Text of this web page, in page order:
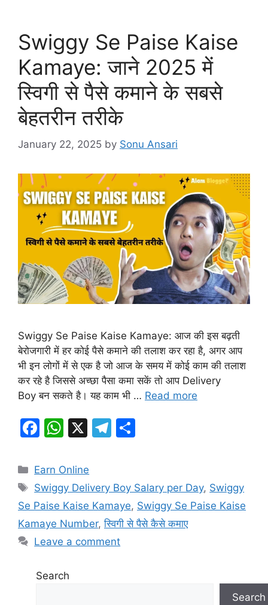
Swiggy Se Paise Kaise
Kamaye: जाने 2025 में
स्विगी से पैसे कमाने के सबसे
बेहतरीन तरीके
January 22, 2025 by Sonu Ansari
Swiggy Se Paise Kaise Kamaye: आज की इस बढ़ती
बेरोजगारी में हर कोई पैसे कमाने की तलाश कर रहा है, अगर आप
भी इन लोगों में से एक है जो आज के समय में कोई काम की तलाश
कर रहे है जिससे अच्छा पैसा कमा सकें तो आप Delivery
Boy बन सकते है। यह काम भी … Read more
F
c
e
b
o
o
W
at
s
A
p
p
X
T
gr
a
m
e
Categories
Earn Online
Tags
Swiggy Delivery Boy Salary per Day, Swiggy
Se Paise Kaise Kamaye, Swiggy Se Paise Kaise
Kamaye Number,स्विगी से पैसे कैसे कमाए
Leave a comment
Search
Search